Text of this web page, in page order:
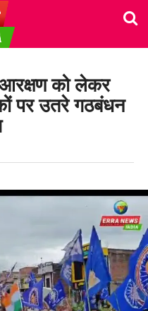
को लेकर
पर उतरे गठबंधन